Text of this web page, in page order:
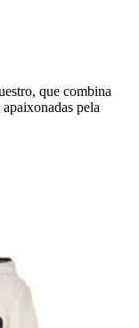
que combina
pela